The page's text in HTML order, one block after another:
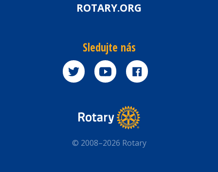
ROTARY.ORG
Sledujte nás
© 2008–2026 Rotary